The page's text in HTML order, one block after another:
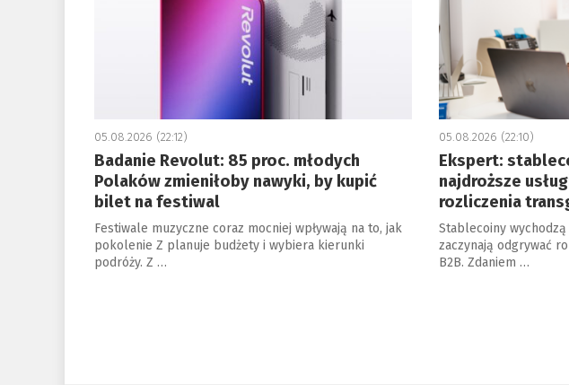
05.08.2026 (22:12)
Badanie Revolut: 85 proc. młodych
Polaków zmieniłoby nawyki, by kupić
bilet na festiwal
Festiwale muzyczne coraz mocniej wpływają na to, jak
pokolenie Z planuje budżety i wybiera kierunki
podróży. Z …
05.08.2026 (22:10)
Ekspert:
najdroższe
rozliczenia
Stablecoiny
zaczynają odgrywać
B2B. Zdaniem …